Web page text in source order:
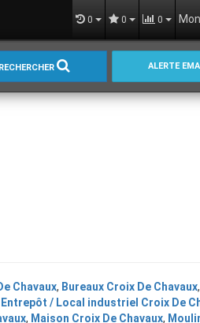
0 0 0
RECHERCHER ALERTE
Chavaux, Bureaux Croix De Chavaux,
Entrepôt / Local industriel Croix De
, Maison Croix De Chavaux,